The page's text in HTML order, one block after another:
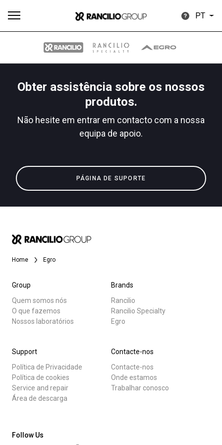
PT
Obter assistência sobre os nossos
produtos.
Não hesite em entrar em contacto com a nossa
equipa de apoio.
PÁGINA DE SUPORTE
Home Egro
Group
Quem somos nós
O que fazemos
Nossos laboratórios
Brands
Rancilio
Rancilio Specialty
Egro
Support
Política de Privacidade
Política de cookies
Service and repair
Área de descarga
Contacte-nos
Contacte-nos
Onde estamos
Trabalhar conosco
Follow Us
Todos
Descarregar
Mais
Our brands
Group
Notícias
Nossos laboratórios
Connect